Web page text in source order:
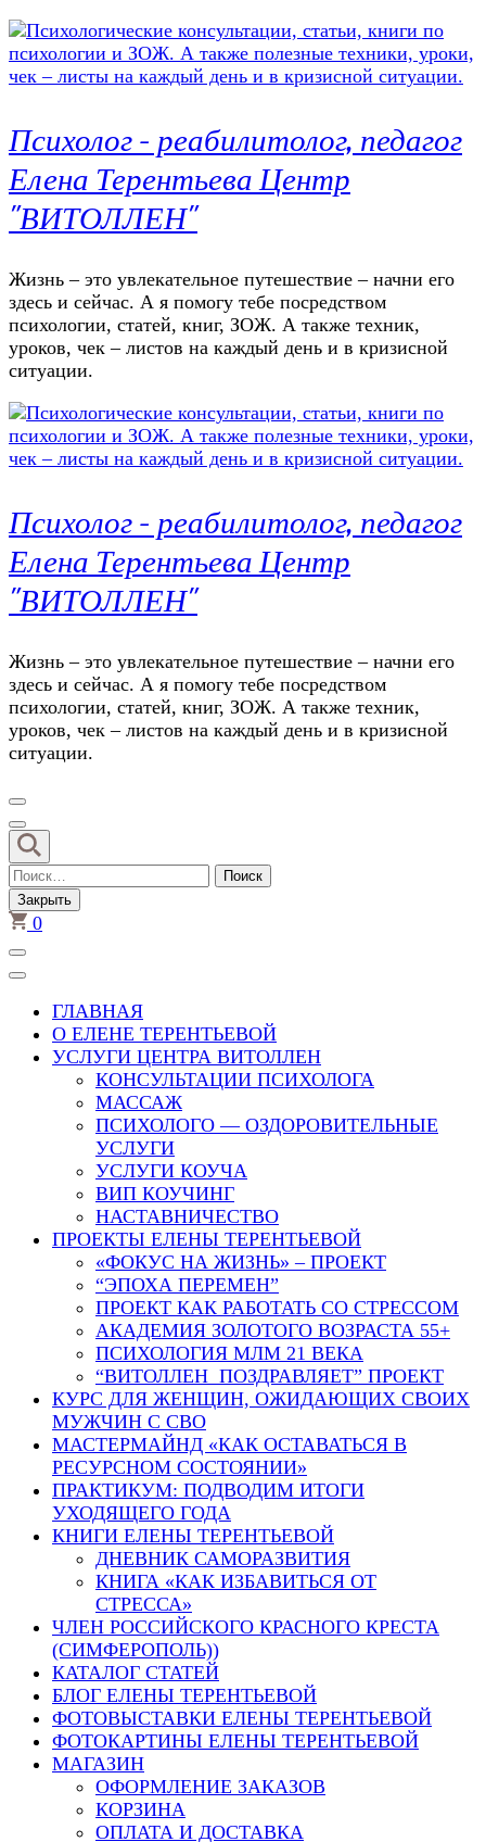
Психолог – реабилитолог, педагог
Елена Терентьева Центр
"ВИТОЛЛЕН"
Жизнь – это увлекательное путешествие – начни его
здесь и сейчас. А я помогу тебе посредством
психологии, статей, книг, ЗОЖ. А также техник,
уроков, чек – листов на каждый день и в кризисной
ситуации.
Психолог – реабилитолог, педагог
Елена Терентьева Центр
"ВИТОЛЛЕН"
Жизнь – это увлекательное путешествие – начни его
здесь и сейчас. А я помогу тебе посредством
психологии, статей, книг, ЗОЖ. А также техник,
уроков, чек – листов на каждый день и в кризисной
ситуации.
Найти:
Закрыть
0
ГЛАВНАЯ
О ЕЛЕНЕ ТЕРЕНТЬЕВОЙ
УСЛУГИ ЦЕНТРА ВИТОЛЛЕН
КОНСУЛЬТАЦИИ ПСИХОЛОГА
МАССАЖ
ПСИХОЛОГО — ОЗДОРОВИТЕЛЬНЫЕ
УСЛУГИ
УСЛУГИ КОУЧА
ВИП КОУЧИНГ
НАСТАВНИЧЕСТВО
ПРОЕКТЫ ЕЛЕНЫ ТЕРЕНТЬЕВОЙ
«ФОКУС НА ЖИЗНЬ» – ПРОЕКТ
“ЭПОХА ПЕРЕМЕН”
ПРОЕКТ КАК РАБОТАТЬ СО СТРЕССОМ
АКАДЕМИЯ ЗОЛОТОГО ВОЗРАСТА 55+
ПСИХОЛОГИЯ МЛМ 21 ВЕКА
“ВИТОЛЛЕН ПОЗДРАВЛЯЕТ” ПРОЕКТ
КУРС ДЛЯ ЖЕНЩИН, ОЖИДАЮЩИХ СВОИХ
МУЖЧИН С СВО
МАСТЕРМАЙНД «КАК ОСТАВАТЬСЯ В
РЕСУРСНОМ СОСТОЯНИИ»
ПРАКТИКУМ: ПОДВОДИМ ИТОГИ
УХОДЯЩЕГО ГОДА
КНИГИ ЕЛЕНЫ ТЕРЕНТЬЕВОЙ
ДНЕВНИК САМОРАЗВИТИЯ
КНИГА «КАК ИЗБАВИТЬСЯ ОТ
СТРЕССА»
ЧЛЕН РОССИЙСКОГО КРАСНОГО КРЕСТА
(СИМФЕРОПОЛЬ))
КАТАЛОГ СТАТЕЙ
БЛОГ ЕЛЕНЫ ТЕРЕНТЬЕВОЙ
ФОТОВЫСТАВКИ ЕЛЕНЫ ТЕРЕНТЬЕВОЙ
ФОТОКАРТИНЫ ЕЛЕНЫ ТЕРЕНТЬЕВОЙ
МАГАЗИН
ОФОРМЛЕНИЕ ЗАКАЗОВ
КОРЗИНА
ОПЛАТА И ДОСТАВКА